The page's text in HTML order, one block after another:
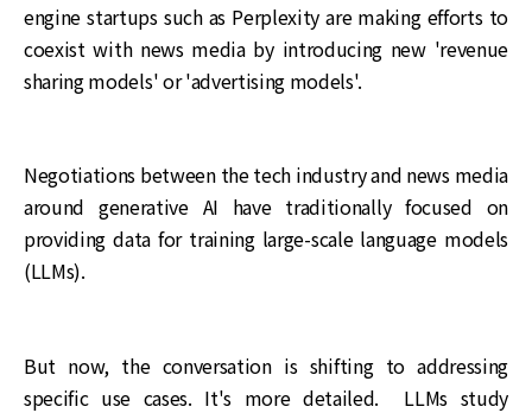
engine startups such as Perplexity are making efforts to
coexist with news media by introducing new 'revenue
sharing models' or 'advertising models'.
Negotiations between the tech industry and news media
around generative AI have traditionally focused on
providing data for training large-scale language models
(LLMs).
But now, the conversation is shifting to addressing
specific use cases. It's more detailed. LLMs study